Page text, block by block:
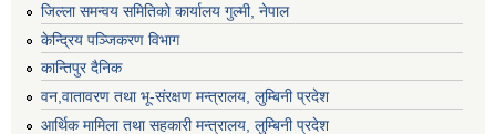
जिल्ला समन्वय समितिको कार्यालय गुल्मी, नेपाल
केन्द्रिय पञ्जिकरण विभाग
कान्तिपुर दैनिक
वन,वातावरण तथा भू-संरक्षण मन्त्रालय, लुम्बिनी प्रदेश
आर्थिक मामिला तथा सहकारी मन्त्रालय, लुम्बिनी प्रदेश